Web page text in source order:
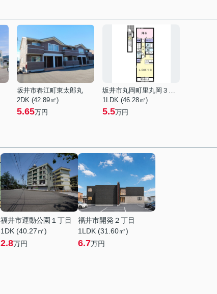
坂井市春江町東太郎丸
2DK (42.89㎡)
5.65万円
坂井市丸岡町里丸岡３丁目
1LDK (46.28㎡)
5.5万円
福井市運動公園１丁目
1DK (40.27㎡)
2.8万円
福井市開発２丁目
1LDK (31.60㎡)
6.7万円